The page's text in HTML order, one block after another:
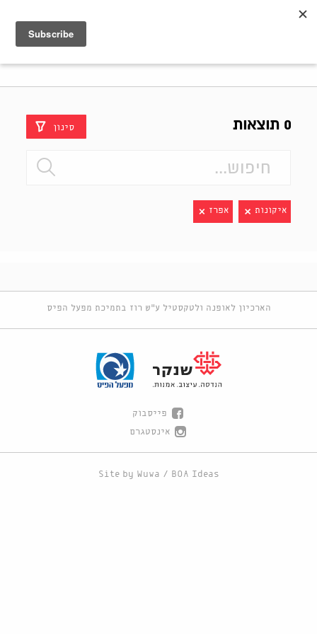
0 תוצאות סינון
איקונות אפרז
הארכיון לאופנה ולטקסטיל ע"ש רוז בתמיכת מפעל הפיס
פייסבוק
אינסטגרם
Site by Wuwa / BOA Ideas